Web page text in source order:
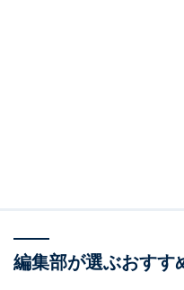
編集部が選ぶおすす